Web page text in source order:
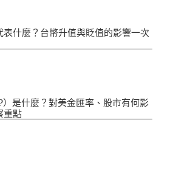
什麼？台幣升值與貶值的影響一次
是什麼？對美金匯率、股市有何影
重點